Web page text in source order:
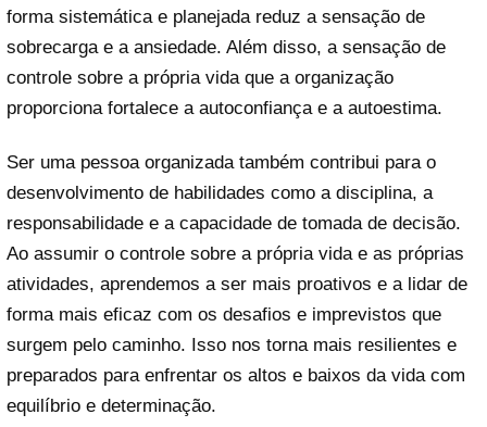
forma sistemática e planejada reduz a sensação de
sobrecarga e a ansiedade. Além disso, a sensação de
controle sobre a própria vida que a organização
proporciona fortalece a autoconfiança e a autoestima.
Ser uma pessoa organizada também contribui para o
desenvolvimento de habilidades como a disciplina, a
responsabilidade e a capacidade de tomada de decisão.
Ao assumir o controle sobre a própria vida e as próprias
atividades, aprendemos a ser mais proativos e a lidar de
forma mais eficaz com os desafios e imprevistos que
surgem pelo caminho. Isso nos torna mais resilientes e
preparados para enfrentar os altos e baixos da vida com
equilíbrio e determinação.